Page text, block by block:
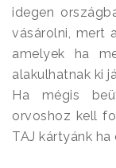
idegen
vásárolni, mert
amelyek ha
alakulhatnak ki
Ha mégis
orvoshoz kell
TAJ kártyánk ha